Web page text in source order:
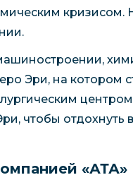
Эри, на котором
чтобы отдохнуть
«АТА»